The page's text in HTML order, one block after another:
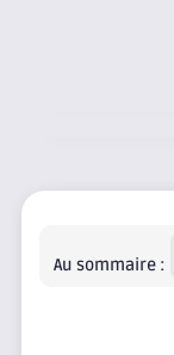
Au sommaire :